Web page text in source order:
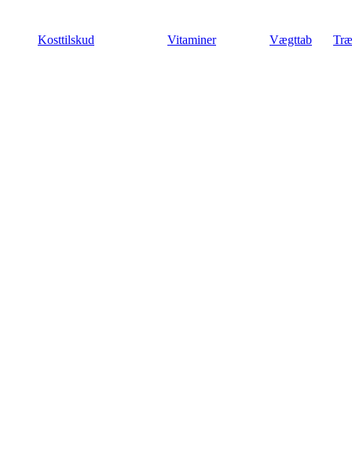
indholdKosttilskud Vitaminer Vægttab